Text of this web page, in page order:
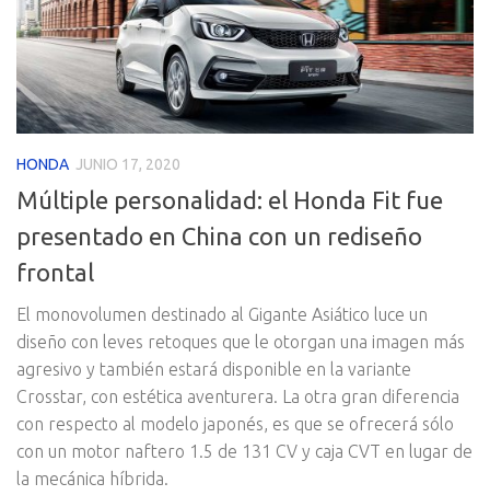
HONDA JUNIO 17, 2020
Múltiple personalidad: el Honda Fit fue
presentado en China con un rediseño
frontal
El monovolumen destinado al Gigante Asiático luce un
diseño con leves retoques que le otorgan una imagen más
agresivo y también estará disponible en la variante
Crosstar, con estética aventurera. La otra gran diferencia
con respecto al modelo japonés, es que se ofrecerá sólo
con un motor naftero 1.5 de 131 CV y caja CVT en lugar de
la mecánica híbrida.